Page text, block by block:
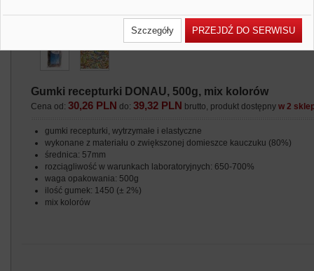
Gumki recepturki DONAU, 500g, mix kolorów
Cena od:30,26 PLN do:39,32 PLN brutto, produkt dostępnyw 2
gumki recepturki, wytrzymałe i elastyczne
wykonane z materiału o zwiększonej domieszce kauczuku (80%)
średnica: 57mm
rozciągliwość w warunkach laboratoryjnych: 650-700%
waga opakowania: 500g
ilość gumek: 1450 (± 2%)
mix kolorów
wcześniejsza zgoda której udzieliliście podczas zakładania konta. Każda
Państwa zgoda jest dobrowolna i można ją w dowolnym momencie
Polityka prywatności (rozwiń)
Lista Zaufanych Partnerów (rozwiń)
Szczegóły PRZEJDŹ DO SERWISU